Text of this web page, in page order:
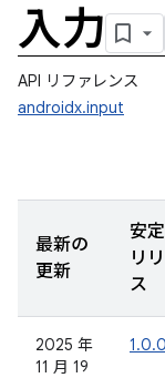
入力
API リファレンス
androidx.input
最新の
更新
安
リ
ス
2025 年
11 月 19
1.0.0